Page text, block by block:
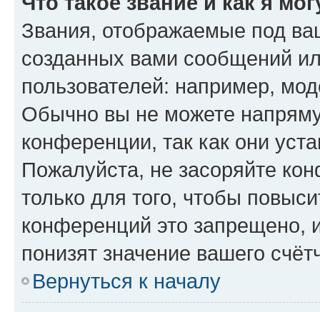
Звания, отображаемые под
созданных вами сообщений
пользователей: например,
Обычно вы не можете
конференции, так как они
Пожалуйста, не засоряйте
только для того, чтобы
конференций это запрещено,
понизят значение вашего
Вернуться к началу